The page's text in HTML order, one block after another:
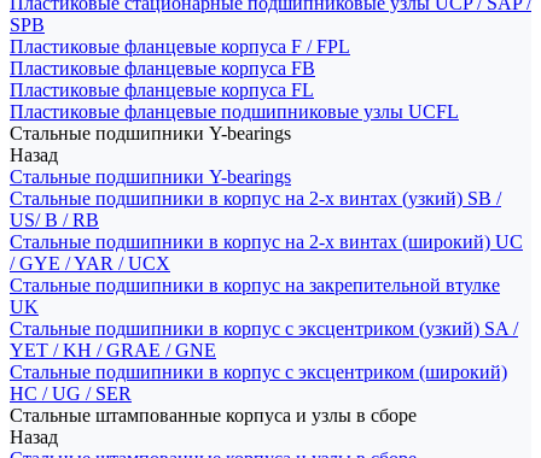
SPB
Пластиковые фланцевые корпуса F / FPL
Пластиковые фланцевые корпуса FB
Пластиковые фланцевые корпуса FL
Пластиковые фланцевые подшипниковые узлы UCFL
Стальные подшипники Y-bearings
Назад
Стальные подшипники Y-bearings
Стальные подшипники в корпус на 2-х винтах (узкий) SB /
US/ B / RB
Стальные подшипники в корпус на 2-х винтах (широкий) UC
/ GYE / YAR / UCX
Стальные подшипники в корпус на закрепительной втулке
UK
Стальные подшипники в корпус с эксцентриком (узкий) SA /
YET / KH / GRAE / GNE
Стальные подшипники в корпус с эксцентриком (широкий)
HC / UG / SER
Стальные штампованные корпуса и узлы в сборе
Назад